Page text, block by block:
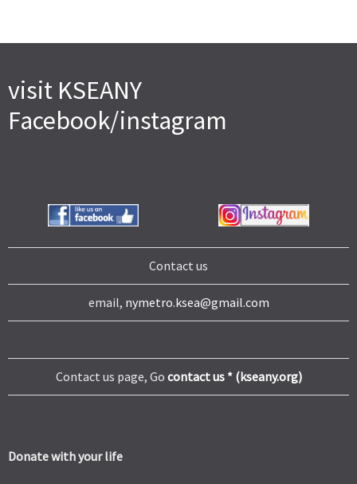
visit KSEANY
Facebook/instagram
Contact us
email, nymetro.ksea@gmail.com
Contact us page, Go contact us * (kseany.org)
Donate with your life